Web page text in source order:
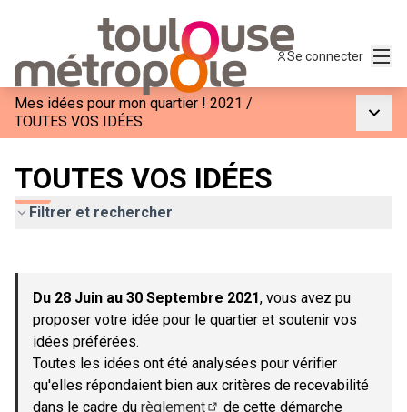
Se connecter
Mes idées pour mon quartier ! 2021 /
TOUTES VOS IDÉES
TOUTES VOS IDÉES
Filtrer et rechercher
−
Du 28 Juin au 30 Septembre 2021, vous avez pu
proposer votre idée pour le quartier et soutenir vos
idées préférées.
Toutes les idées ont été analysées pour vérifier
qu'elles répondaient bien aux critères de recevabilité
dans le cadre du règlement
de cette démarche